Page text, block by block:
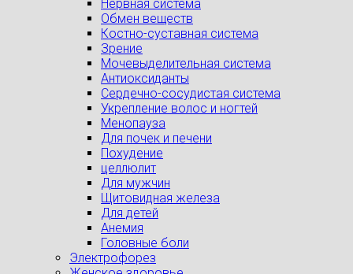
Нервная система
Обмен веществ
Костно-суставная система
Зрение
Мочевыделительная система
Антиоксиданты
Сердечно-сосудистая система
Укрепление волос и ногтей
Менопауза
Для почек и печени
Похудение
целлюлит
Для мужчин
Щитовидная железа
Для детей
Анемия
Головные боли
Электрофорез